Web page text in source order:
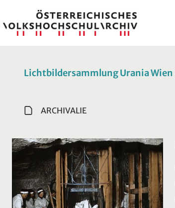
Lichtbildersammlung Urania Wien
ARCHIVALIE